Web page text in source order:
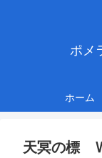
ポメ
ホーム
天冥の標